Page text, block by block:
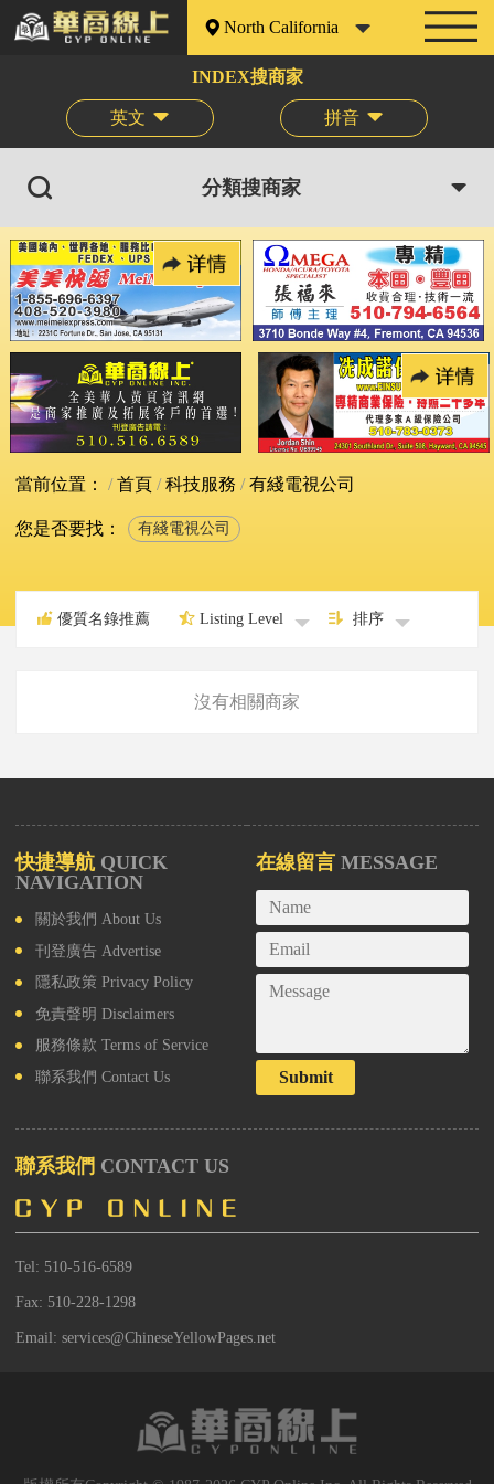
North California
INDEX搜商家
英文 拼音
分類搜商家
當前位置： 首頁 科技服務 有綫電視公司
您是否要找： 有綫電視公司
優質名錄推薦 Listing Level 排序
沒有相關商家
快捷導航 QUICK
NAVIGATION
關於我們 About Us
刊登廣告 Advertise
隱私政策 Privacy Policy
免責聲明 Disclaimers
服務條款 Terms of Service
聯系我們 Contact Us
在線留言 MESSAGE
Submit
聯系我們 CONTACT US
Tel: 510-516-6589
Fax: 510-228-1298
Email: services@ChineseYellowPages.net